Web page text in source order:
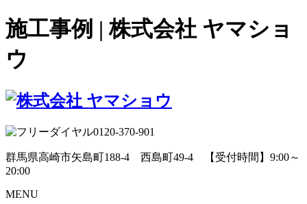
施工事例 | 株式会社 ヤマショ
ウ
0120-370-901
群馬県高崎市矢島町188-4 西島町49-4 【受付時間】9:00～
20:00
MENU